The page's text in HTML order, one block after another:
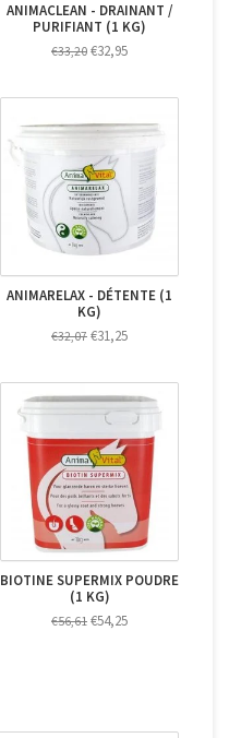
ANIMACLEAN - DRAINANT /
PURIFIANT (1 KG)
€33,20 €32,95
ANIMARELAX - DÉTENTE (1
KG)
€32,07 €31,25
BIOTINE SUPERMIX POUDRE
(1 KG)
€56,61 €54,25